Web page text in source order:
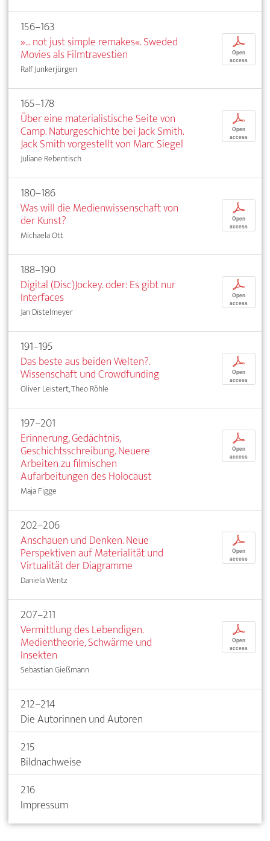
156–163
»... not just simple remakes«. Sweded
Movies als Filmtravestien
Ralf Junkerjürgen
p
Open
access
165–178
Über eine materialistische Seite von
Camp. Naturgeschichte bei Jack Smith.
Jack Smith vorgestellt von Marc Siegel
Juliane Rebentisch
p
Open
access
180–186
Was will die Medienwissenschaft von
der Kunst?
Michaela Ott
p
Open
access
188–190
Digital (Disc)Jockey. oder: Es gibt nur
Interfaces
Jan Distelmeyer
p
Open
access
191–195
Das beste aus beiden Welten?.
Wissenschaft und Crowdfunding
Oliver Leistert, Theo Röhle
p
Open
access
197–201
Erinnerung, Gedächtnis,
Geschichtsschreibung. Neuere
Arbeiten zu filmischen
Aufarbeitungen des Holocaust
Maja Figge
p
Open
access
202–206
Anschauen und Denken. Neue
Perspektiven auf Materialität und
Virtualität der Diagramme
Daniela Wentz
p
Open
access
207–211
Vermittlung des Lebendigen.
Medientheorie, Schwärme und
Insekten
Sebastian Gießmann
p
Open
access
212–214
Die Autorinnen und Autoren
215
Bildnachweise
216
Impressum